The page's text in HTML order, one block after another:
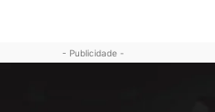
- Publicidade -